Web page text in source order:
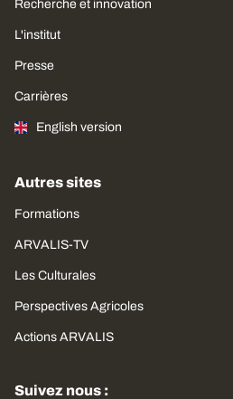
Recherche et innovation
L'institut
Presse
Carrières
English version
Autres sites
Formations
ARVALIS-TV
Les Culturales
Perspectives Agricoles
Actions ARVALIS
Suivez nous :